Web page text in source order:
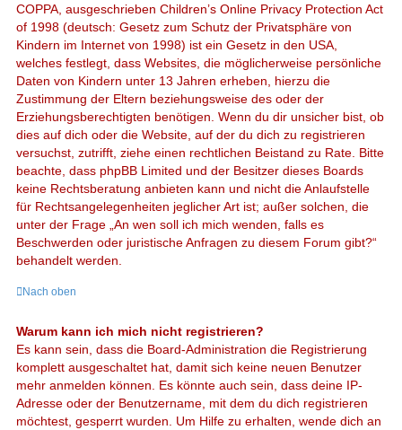
COPPA, ausgeschrieben Children’s Online Privacy Protection Act
of 1998 (deutsch: Gesetz zum Schutz der Privatsphäre von
Kindern im Internet von 1998) ist ein Gesetz in den USA,
welches festlegt, dass Websites, die möglicherweise persönliche
Daten von Kindern unter 13 Jahren erheben, hierzu die
Zustimmung der Eltern beziehungsweise des oder der
Erziehungsberechtigten benötigen. Wenn du dir unsicher bist, ob
dies auf dich oder die Website, auf der du dich zu registrieren
versuchst, zutrifft, ziehe einen rechtlichen Beistand zu Rate. Bitte
beachte, dass phpBB Limited und der Besitzer dieses Boards
keine Rechtsberatung anbieten kann und nicht die Anlaufstelle
für Rechtsangelegenheiten jeglicher Art ist; außer solchen, die
unter der Frage „An wen soll ich mich wenden, falls es
Beschwerden oder juristische Anfragen zu diesem Forum gibt?“
behandelt werden.
Nach oben
Warum kann ich mich nicht registrieren?
Es kann sein, dass die Board-Administration die Registrierung
komplett ausgeschaltet hat, damit sich keine neuen Benutzer
mehr anmelden können. Es könnte auch sein, dass deine IP-
Adresse oder der Benutzername, mit dem du dich registrieren
möchtest, gesperrt wurden. Um Hilfe zu erhalten, wende dich an